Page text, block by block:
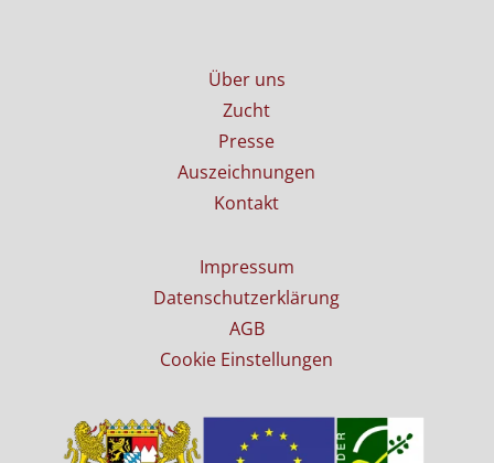
Über uns
Zucht
Presse
Auszeichnungen
Kontakt
Impressum
Datenschutzerklärung
AGB
Cookie Einstellungen